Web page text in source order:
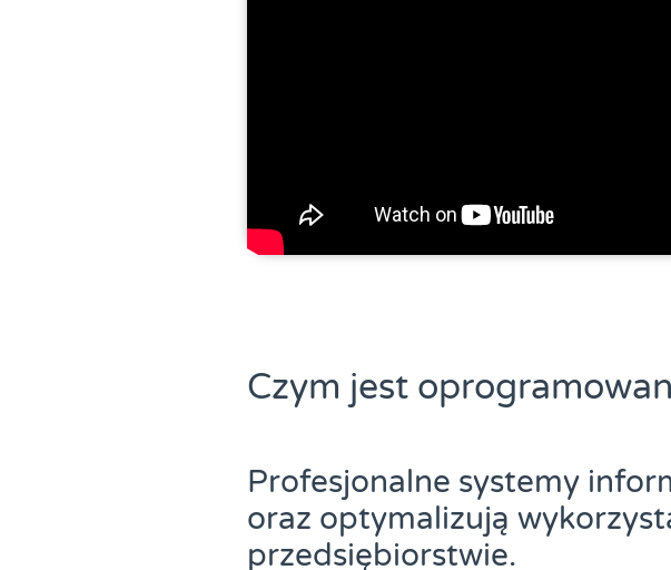
Czym jest
Profesjonalne systemy
oraz optymalizują
przedsiębiorstwie.